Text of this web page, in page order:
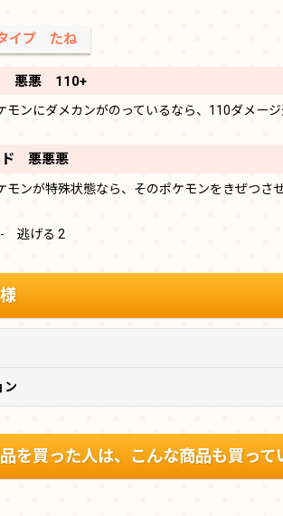
イプ たね
悪悪 110+
モンにダメカンがのっているなら、110ダメージ
ド 悪悪悪
モンが特殊状態なら、そのポケモンをきぜつさせ
逃げる 2
ン
を買った人は、こんな商品も買って